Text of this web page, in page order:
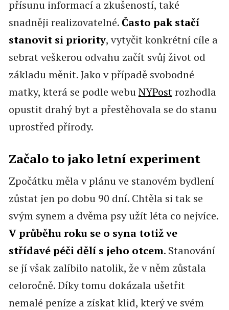
přísunu informací a zkušeností, také
snadněji realizovatelné.Často pak stačí
stanovit si priority, vytyčit konkrétní cíle a
sebrat veškerou odvahu začít svůj život od
základu měnit. Jako v případě svobodné
matky, která se podle webuNYPostrozhodla
opustit drahý byt a přestěhovala se do stanu
uprostřed přírody.
Začalo to jako letní experiment
Zpočátku měla v plánu ve stanovém bydlení
zůstat jen po dobu 90 dní. Chtěla si tak se
svým synem a dvěma psy užít léta co nejvíce.
V průběhu roku se o syna totiž ve
střídavé péči dělí s jeho otcem. Stanování
se jí však zalíbilo natolik, že v něm zůstala
celoročně. Díky tomu dokázala ušetřit
nemalé peníze a získat klid, který ve svém